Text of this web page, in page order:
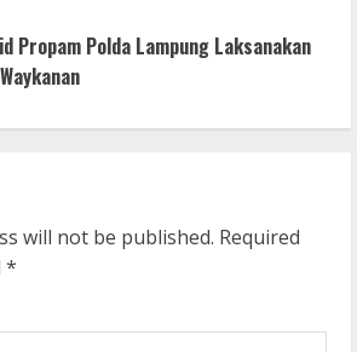
Propam Polda Lampung Laksanakan
will not be published. Required
*